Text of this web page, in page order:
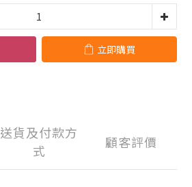
立即購買
送貨及付款方
式
顧客評價